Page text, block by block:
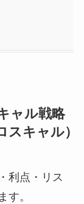
ャル戦略
スキャル）
利点・リス
す。